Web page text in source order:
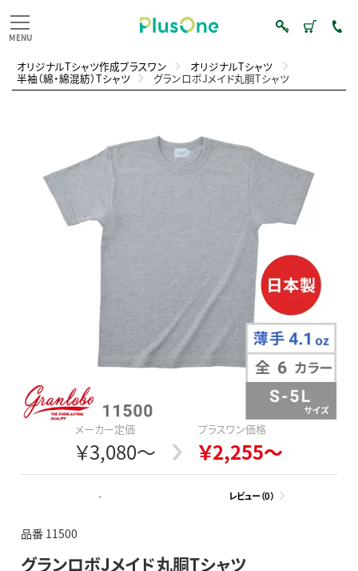
オリジナルTシャツ作成プラスワン オリジナルTシャツ
半袖（綿・綿混紡）Tシャツ グランロボJメイド丸胴Tシャツ
メーカー定価
￥3,080～
プラスワン価格
￥2,255～
- レビュー（0）
品番 11500
グランロボJメイド丸胴Tシャツ